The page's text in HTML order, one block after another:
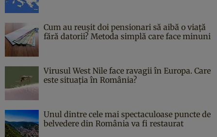
Cum au reușit doi pensionari să aibă o viață
fără datorii? Metoda simplă care face minuni
Virusul West Nile face ravagii în Europa. Care
este situația în România?
Unul dintre cele mai spectaculoase puncte de
belvedere din România va fi restaurat